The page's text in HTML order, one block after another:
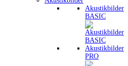
Akustikbilder
BASIC
Akustikbilder
PRO